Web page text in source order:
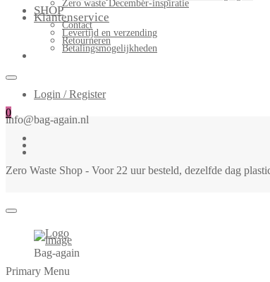
Zero waste December-inspiratie
SHOP
Klantenservice
Contact
Levertijd en verzending
Retourneren
Betalingsmogelijkheden
Login / Register
0
info@bag-again.nl
Zero Waste Shop - Voor 22 uur besteld, dezelfde dag
Bag-again
Primary Menu